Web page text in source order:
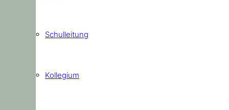
Schulleitung
Kollegium